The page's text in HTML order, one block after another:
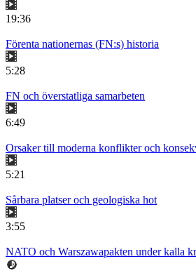
19:36
Förenta nationernas (FN:s) historia
5:28
FN och överstatliga samarbeten
6:49
Orsaker till moderna konflikter och
5:21
Sårbara platser och geologiska hot
3:55
NATO och Warszawapakten under kalla